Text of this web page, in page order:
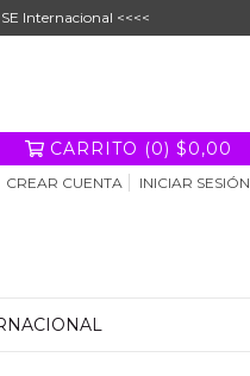
Internacional <<<<
CARRITO (0) $0,00
CREAR CUENTA INICIAR SESIÓN